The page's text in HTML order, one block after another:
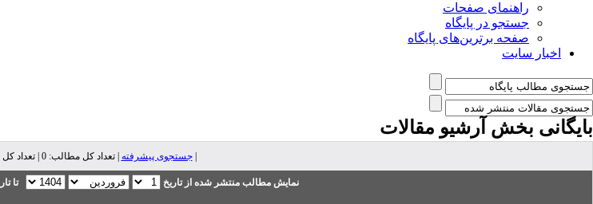
راهنمای صفحات
جستجو در پایگاه
صفحه برترین‌های پایگاه
اخبار سایت
بایگانی بخش آرشیو مقالات
|جستجوی پیشرفته | تعداد کل مطالب: 0 | تعداد کل بازدید های مطالب: 0 |
نمایش مطالب منتشر شده از تاریخ تا